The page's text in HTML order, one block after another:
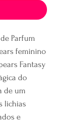
Parfum
feminino
Fantasy
do
de um
lichias
e